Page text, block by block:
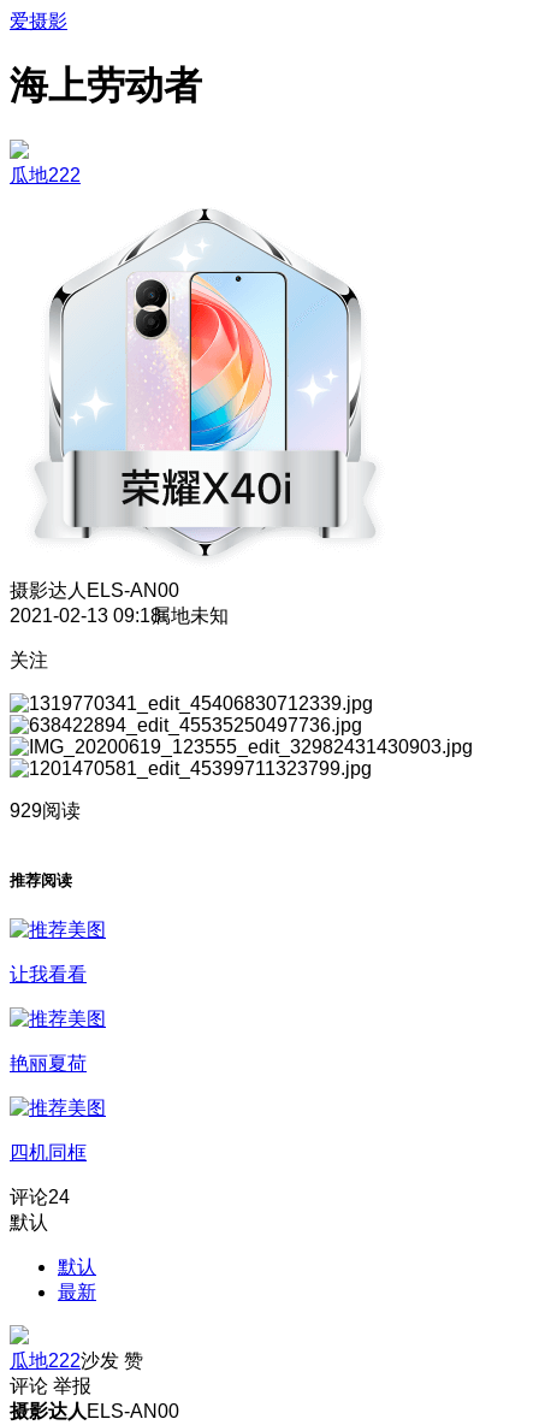
爱摄影
海上劳动者
瓜地222
摄影达人 ELS-AN00
2021-02-13 09:18属地未知
关注
929阅读
推荐阅读
让我看看
艳丽夏荷
四机同框
评论24
默认
默认
最新
瓜地222沙发 赞
评论 举报
摄影达人 ELS-AN00